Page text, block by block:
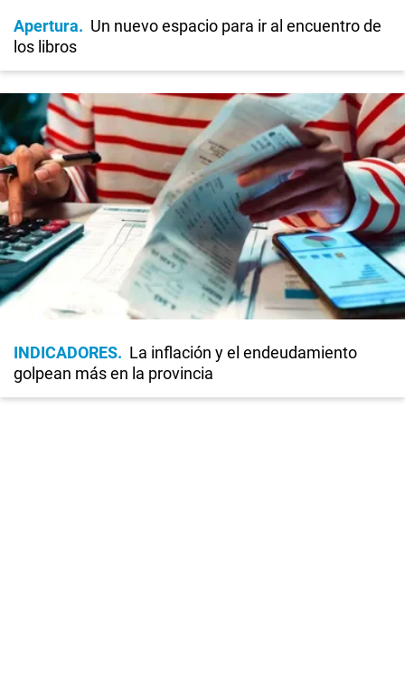
Apertura
Un nuevo espacio para ir al encuentro de
los libros
INDICADORES
La inflación y el endeudamiento
golpean más en la provincia